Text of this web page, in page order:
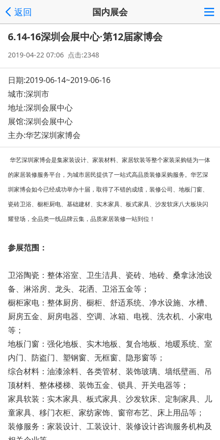
返回 国内展会
6.14-16深圳会展中心·第12届家博会
2019-04-22 07:06 点击:2348
日期:2019-06-14~2019-06-16
城市:深圳市
地址:深圳会展中心
展馆:深圳会展中心
主办:华艺深圳家博会
华艺深圳家博会是集家装设计、家装材料、家居软装等整个家装采购链为一体
的家居装修服务平台，为城市居民提供了一站式高品质装修采购服务。华艺深
圳家博会如今已经成功举办十届，取得了不错的成绩，装修公司、地板门窗、
瓷砖卫浴、橱柜厨电、基础建材、实木家具、板式家具、沙发软床八大板块闪
耀登场，全品类一线品牌云集，品质家居装修一站到位！
参展范围：
卫浴陶瓷：整体浴室、卫生洁具、瓷砖、地砖、桑拿泳池设
备、淋浴房、龙头、花洒、卫浴五金等；
橱柜家电：整体厨房、橱柜、舒适系统、净水设施、水槽、
厨房五金、厨房电器、空调、冰箱、电视、洗衣机、小家电
等；
地板门窗：强化地板、实木地板、复合地板、地暖系统、室
内门、防盗门、塑钢窗、无框窗、隐形窗等；
综合材料：油漆涂料、各类管材、装饰玻璃、墙纸壁画、吊
顶材料、整体楼梯、装饰五金、锁具、开关电器等；
家具软装：实木家具、板式家具、沙发软床、定制家具、儿
童家具、移门衣柜、家纺家饰、窗帘布艺、床上用品等；
装修服务：家装设计、工装设计、装修设计咨询服务机构及